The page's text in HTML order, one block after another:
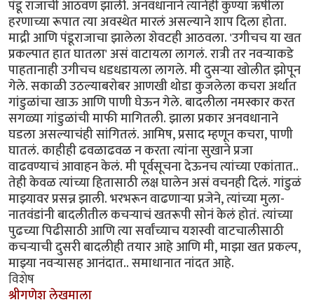
पंडू राजाची आठवण झाली. अनवधानाने त्यानेही कुण्या ऋषीला
हरणाच्या रूपात त्या अवस्थेत मारलं असल्याने शाप दिला होता.
माद्री आणि पंडूराजाचा झालेला शेवटही आठवला. 'उगीचच या खत
प्रकल्पात हात घातला' असं वाटायला लागलं. रात्री तर नवऱ्याकडे
पाहतानाही उगीचच धडधडायला लागले. मी दुसऱ्या खोलीत झोपून
गेले. सकाळी उठल्याबरोबर आणखी थोडा कुजलेला कचरा अर्थात
गांडुळांचा खाऊ आणि पाणी घेऊन गेले. बादलीला नमस्कार करत
सगळ्या गांडुळांची माफी मागितली. झाला प्रकार अनवधानाने
घडला असल्याचंही सांगितलं. आमिष, प्रसाद म्हणून कचरा, पाणी
घातलं. काहीही ढवळाढवळ न करता त्यांना सुखाने प्रजा
वाढवण्याचं आवाहन केलं. मी पूर्वसूचना देऊनच त्यांच्या एकांतात..
तेही केवळ त्यांच्या हितासाठी लक्ष घालेन असं वचनही दिलं. गांडुळं
माझ्यावर प्रसन्न झाली. भरभरून वाढणाऱ्या प्रजेने, त्यांच्या मुला-
नातवंडांनी बादलीतील कचऱ्याचं खतरूपी सोनं केलं होतं. त्यांच्या
पुढच्या पिढीसाठी आणि त्या सर्वांच्याच यशस्वी वाटचालीसाठी
कचऱ्याची दुसरी बादलीही तयार आहे आणि मी, माझा खत प्रकल्प,
माझ्या नवऱ्यासह आनंदात.. समाधानात नांदत आहे.
विशेष
श्रीगणेश लेखमाला